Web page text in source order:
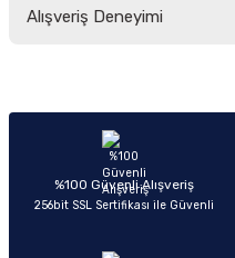
yetersiz gördüğünüz noktaları
Ürün açıklamasında eksik
Ürün bilgilerinde hatalar
Ürün fiyatı diğer sitelerden daha
Alışveriş Deneyimi
Sitemize ilk
%100 Güvenli Alışveriş
256bit SSL Sertifikası ile Güvenli